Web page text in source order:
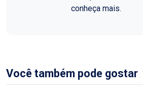
conheça mais.
Você também pode gostar